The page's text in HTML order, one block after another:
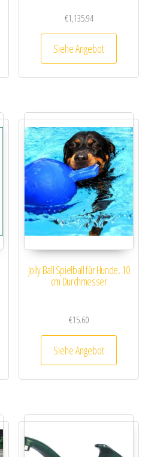
€1,135.94
Siehe Angebot
Jolly Ball Spielball für Hunde, 10
cm Durchmesser
€15.60
Siehe Angebot